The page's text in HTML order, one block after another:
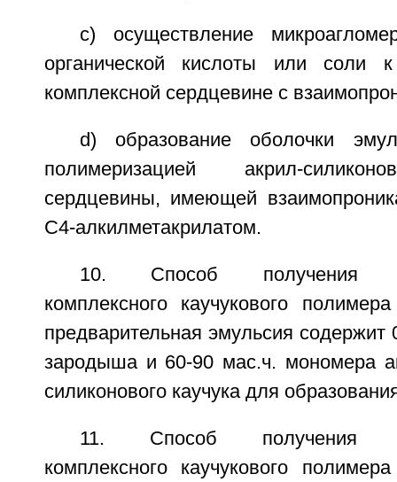
c) осуществление
органической кислоты или соли к
комплексной сердцевине с
d) образование оболочки
полимеризацией акрил-
сердцевины, имеющей
С4-алкилметакрилатом.
10. Способ получения
комплексного каучукового
предварительная эмульсия содержит
зародыша и 60-90 мас.ч. мономера
силиконового каучука для
11. Способ получения
комплексного каучукового